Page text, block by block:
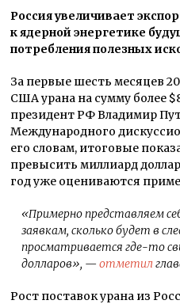
Россия увеличивает
к ядерной энергетике
потребления полезных
За первые шесть месяцев
США урана на сумму более
президент РФ Владимир
Международного
его словам, итоговые
превысить миллиард
год уже оцениваются
«Примерно представляем
заявкам, сколько будет в
просматривается где-то
долларов», —отметил
Рост поставок урана из